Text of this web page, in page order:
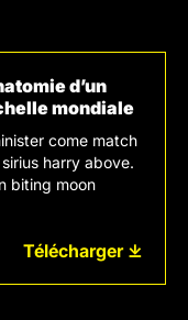
d’un
mondiale
come match
harry above.
biting moon
Télécharger ⤓